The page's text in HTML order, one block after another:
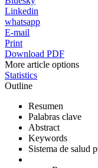
Linkedin
whatsapp
E-mail
Print
Download PDF
More article options
Statistics
Outline
Resumen
Palabras clave
Abstract
Keywords
Sistema de salud